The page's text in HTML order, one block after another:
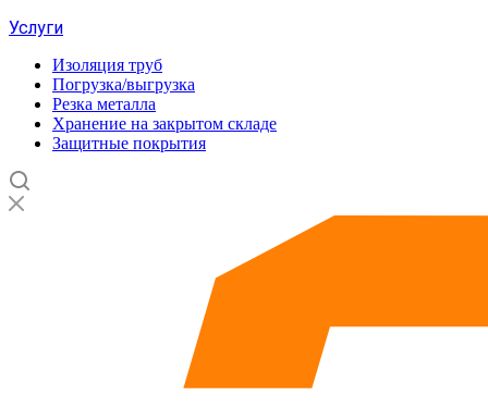
Услуги
Изоляция труб
Погрузка/выгрузка
Резка металла
Хранение на закрытом складе
Защитные покрытия